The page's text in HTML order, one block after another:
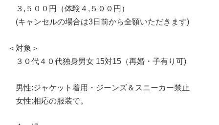
３,５００円（体験４,５００円）
(キャンセルの場合は3日前から全額いただきます)
＜対象＞
３０代４０代独身男女 15対15（再婚・子有り可)
男性:ジャケット着用・ジーンズ＆スニーカー禁止
女性:相応の服装で。